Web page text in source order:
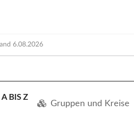
6.08.2026
BIS Z
Gruppen und Kreise